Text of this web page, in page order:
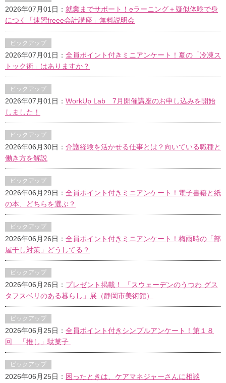
2026年07月01日： 就業までサポート！eラーニング＋疑似体験で身
につく「速習freee会計講座」無料説明会
ピックアップ
2026年07月01日： 全員ポイント付きミニアンケート！夏の「冷凍ス
トック術」はありますか？
ピックアップ
2026年07月01日： WorkUp Lab 7月開催講座のお申し込みを開始
しました！
ピックアップ
2026年06月30日： 介護経験を活かせる仕事とは？向いている職種と
働き方を解説
ピックアップ
2026年06月29日： 全員ポイント付きミニアンケート！電子書籍と紙
の本、どちらを選ぶ？
ピックアップ
2026年06月26日： 全員ポイント付きミニアンケート！梅雨時の「部
屋干し対策」どうしてる？
ピックアップ
2026年06月26日： プレゼント掲載！ 「スウェーデンのうつわ グス
タフスベリのある暮らし」展（静岡市美術館）
ピックアップ
2026年06月25日： 全員ポイント付きシンプルアンケート！第１８
回 「推し」駄菓子
ピックアップ
2026年06月25日： 困ったときは、ケアマネジャーさんに相談